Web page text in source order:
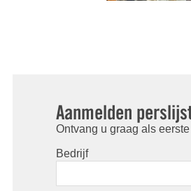
Aanmelden
Ontvang u graag als
Bedrijf